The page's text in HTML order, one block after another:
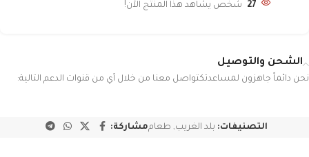
27 شخص يشاهد هذا المنتج الآن!
الشحن والتوصيل
نحن دائماً جاهزون لمساعدتكتواصل معنا من خلال أي من قنوات الدعم التالية:
التصنيفات: بلد الغريب, طعاممشاركة: